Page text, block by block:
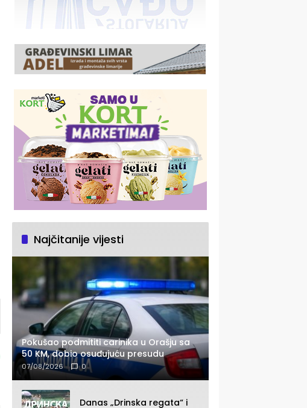
Najčitanije vijesti
Pokušao podmititi carinika u Orašju sa
50 KM, dobio osuđujuću presudu
07/08/2026 0
Danas „Drinska regata“ i